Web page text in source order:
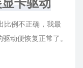
比例不正确，我最
动便恢复正常了。